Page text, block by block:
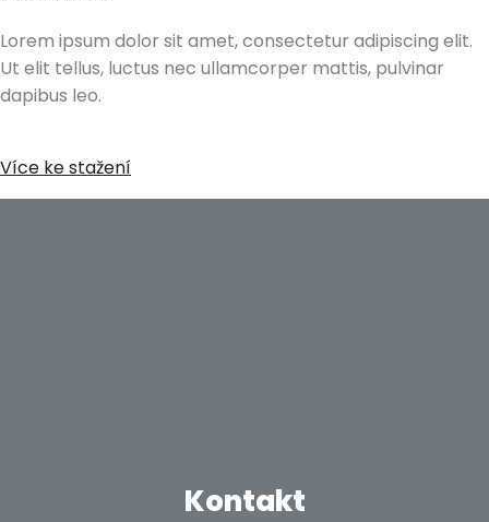
Lorem ipsum dolor sit amet, consectetur adipiscing elit.
Ut elit tellus, luctus nec ullamcorper mattis, pulvinar
dapibus leo.
Více ke stažení
Kontakt